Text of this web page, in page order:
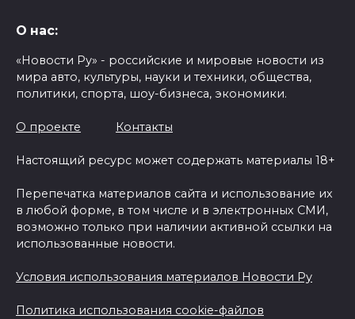
О нас:
«Новости Ру» - российские и мировые новости из
мира авто, культуры, науки и техники, общества,
политики, спорта, шоу-бизнеса, экономики.
О проекте Контакты
Настоящий ресурс может содержать материалы 18+
Перепечатка материалов сайта и использование их
в любой форме, в том числе и в электронных СМИ,
возможно только при наличии активной ссылки на
использованные новости.
Условия использования материалов Новости Ру
Политика использования cookie-файлов